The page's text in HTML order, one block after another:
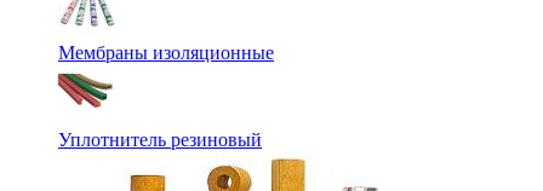
Мембраны изоляционные
Уплотнитель резиновый